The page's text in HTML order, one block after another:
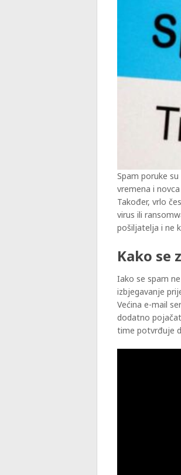
Spam poruke
vremena i
Također, vrlo
virus ili
pošiljatelja i ne
Kako
Iako se spam
izbjegavanje
Većina e-mail
dodatno
time potvrđuje